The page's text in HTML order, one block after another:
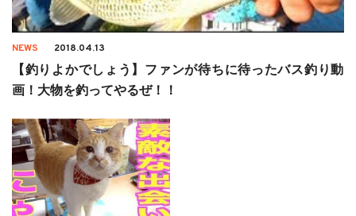
NEWS 2018.04.13
【釣りよかでしょう】ファンが待ちに待ったバス釣り動
画！大物を釣ってやるぜ！！